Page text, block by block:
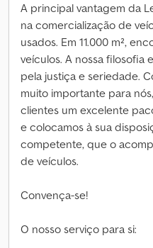
A principal vantagem da
na comercialização de
usados. Em 11.000 m²,
veículos. A nossa filosofia
pela justiça e seriedade.
muito importante para
clientes um excelente
e colocamos à sua
competente, que o
de veículos.
Convença-se!
O nosso serviço para si: